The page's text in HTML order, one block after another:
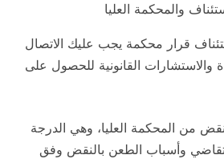
والمحكمة العليا
قرار محكمة يجب عليك الاتصال
والاستشارات القانونية للحصول على
من المحكمة العليا، وهي الدرجة
وأسباب الطعن بالنقض وفق